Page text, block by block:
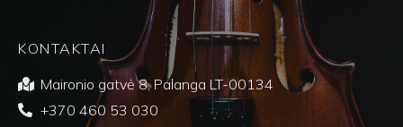
KONTAKTAI
Maironio gatvė 8, Palanga LT-00134
+370 460 53 030